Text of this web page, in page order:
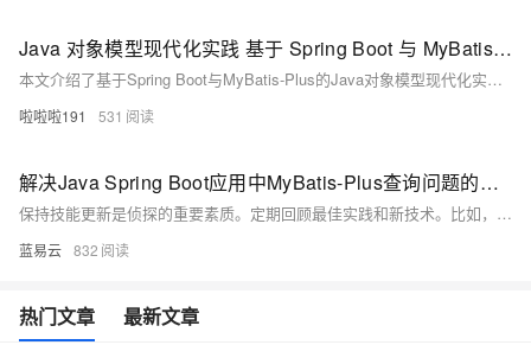
Java 对象模型现代化实践 基于 Spring Boot 与 MyBatis Plus 的实现方案深度解析
本文介绍了基于Spring Boot与MyBatis-Plus的Java对象模型现代化实践方案。采用Spring Boot 3.1.2作为基础框架，结合MyBatis-Plus 3.5.3.1进行数据访问层实现，使用Lombok简化PO对象，MapStruct处理对象转换。文章详细讲解了数据库设计、PO对象实现、DAO层构建、业务逻辑封装以及DTO/VO转换等核心环节，提供了一个完整的现代化Java对象模型实现案例。通过分层设计和对象转换，实现了业务逻辑与数据访问的解耦，提高了代码的可维护性和扩展性。
啦啦啦191 531
解决Java Spring Boot应用中MyBatis-Plus查询问题的策略。
保持技能更新是侦探的重要素质。定期回顾最佳实践和新技术。比如，定期查看MyBatis-Plus的更新和社区的最佳做法，这样才能不断提升查询效率和性能。
蓝易云 832
热门文章 最新文章